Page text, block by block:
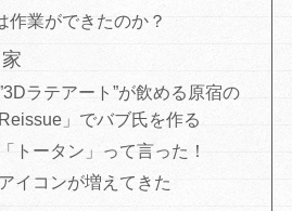
作業ができたのか？
ラテアート”が飲める原宿の
」でバブ氏を作る
トータン」って言った！
イコンが増えてきた